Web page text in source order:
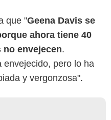
que "Geena Davis se
ahora tiene 40
no envejecen.
envejecido, pero lo ha
y vergonzosa".